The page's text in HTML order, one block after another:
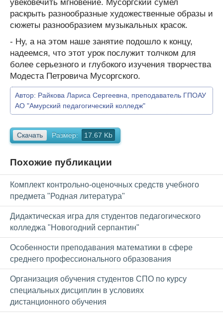
увековечить мгновение. Мусоргский сумел
раскрыть разнообразные художественные образы и
сюжеты разнообразием музыкальных красок.
- Ну, а на этом наше занятие подошло к концу,
надеемся, что этот урок послужит толчком для
более серьезного и глубокого изучения творчества
Модеста Петровича Мусоргского.
Автор: Райкова Лариса Сергеевна, преподаватель ГПОАУ
АО "Амурский педагогический колледж"
Скачать Размер: 17.67 Kb
Похожие публикации
Комплект контрольно-оценочных средств учебного
предмета "Родная литература"
Дидактическая игра для студентов педагогического
колледжа "Новогодний серпантин"
Особенности преподавания математики в сфере
среднего профессионального образования
Организация обучения студентов СПО по курсу
специальных дисциплин в условиях
дистанционного обучения